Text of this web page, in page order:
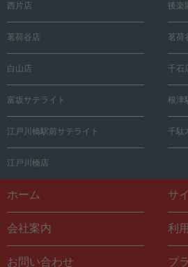
西片店 後楽
茗荷谷店 茗荷
白山店 千石
富坂サテライト 根津
江戸川橋駅前サテライト 千駄
江戸川橋店
ホーム サ
会社案内 利
お問い合わせ プ